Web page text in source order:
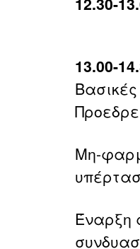
13.00-
Μη-
Έναρξη